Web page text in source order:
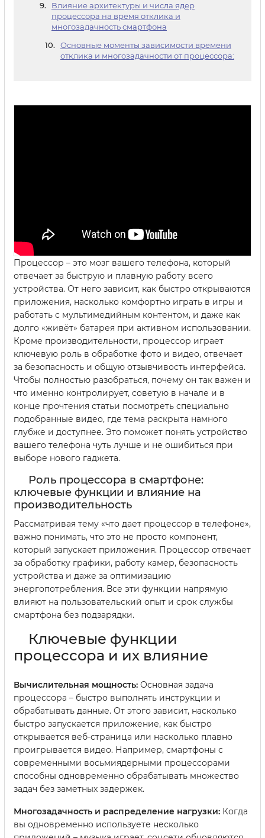
Влияние архитектуры и числа ядер
процессора на время отклика и
многозадачность смартфона
Основные моменты зависимости времени
отклика и многозадачности от процессора:
Процессор – это мозг вашего телефона, который
отвечает за быструю и плавную работу всего
устройства. От него зависит, как быстро открываются
приложения, насколько комфортно играть в игры и
работать с мультимедийным контентом, и даже как
долго «живёт» батарея при активном использовании.
Кроме производительности, процессор играет
ключевую роль в обработке фото и видео, отвечает
за безопасность и общую отзывчивость интерфейса.
Чтобы полностью разобраться, почему он так важен и
что именно контролирует, советую в начале и в
конце прочтения статьи посмотреть специально
подобранные видео, где тема раскрыта намного
глубже и доступнее. Это поможет понять устройство
вашего телефона чуть лучше и не ошибиться при
выборе нового гаджета.
Роль процессора в смартфоне:
ключевые функции и влияние на
производительность
Рассматривая тему «что дает процессор в телефоне»,
важно понимать, что это не просто компонент,
который запускает приложения. Процессор отвечает
за обработку графики, работу камер, безопасность
устройства и даже за оптимизацию
энергопотребления. Все эти функции напрямую
влияют на пользовательский опыт и срок службы
смартфона без подзарядки.
Ключевые функции
процессора и их влияние
Вычислительная мощность: Основная задача
процессора – быстро выполнять инструкции и
обрабатывать данные. От этого зависит, насколько
быстро запускается приложение, как быстро
открывается веб-страница или насколько плавно
проигрывается видео. Например, смартфоны с
современными восьмиядерными процессорами
способны одновременно обрабатывать множество
задач без заметных задержек.
Многозадачность и распределение нагрузки: Когда
вы одновременно используете несколько